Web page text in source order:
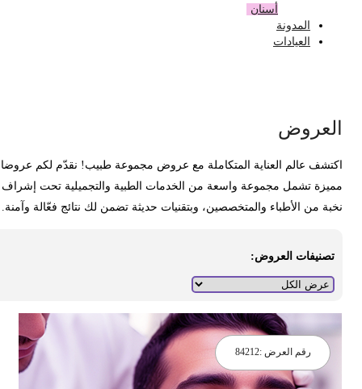
أسنان
المدونة
العيادات
عالم العناية المتكاملة مع عروض مجموعة طبيب! نقدّم لكم عروضا
تشمل مجموعة واسعة من الخدمات الطبية والتجميلية تحت إشراف
من الأطباء والمتخصصين، وبتقنيات حديثة تضمن لك نتائج فعّالة وآمنة.
تصنيفات العروض:
رقم العرض :84212